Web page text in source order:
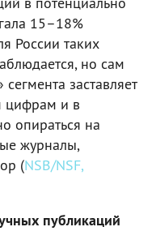
15–18%
России таких
но сам
заставляет
цифрам и в
опираться на
журналы,
(NSB/NSF,
публикаций